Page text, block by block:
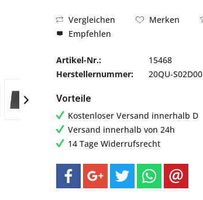
Vergleichen Merken
Empfehlen
Artikel-Nr.:
15468
Herstellernummer:
20QU-S02D00
Vorteile
Kostenloser Versand innerhalb D
Versand innerhalb von 24h
14 Tage Widerrufsrecht